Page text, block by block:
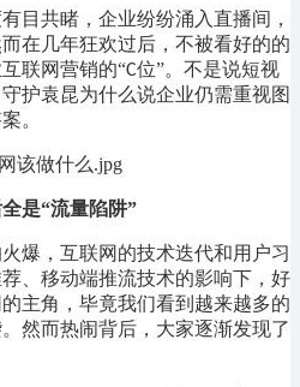
目共睹，企业纷纷涌入直播间，
在几年狂欢过后，不被看好的的
联网营销的“C位”。不是说短视
护袁昆为什么说企业仍需重视图
。
是“流量陷阱”
爆，互联网的技术迭代和用户习
、移动端推流技术的影响下，好
主角，毕竟我们看到越来越多的
然而热闹背后，大家逐渐发现了